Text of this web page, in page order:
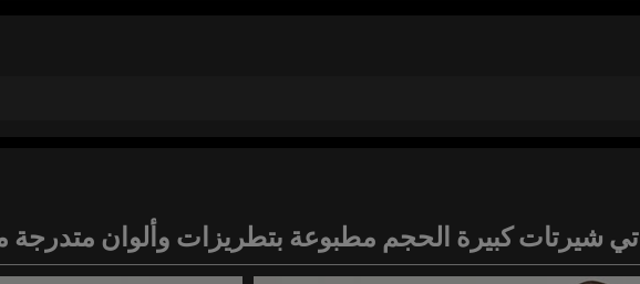
تي شيرتات كبيرة الحجم مطبوعة بتطريزات وألوان